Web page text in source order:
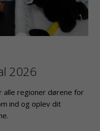
2026
alle regioner dørene for
ind og oplev dit